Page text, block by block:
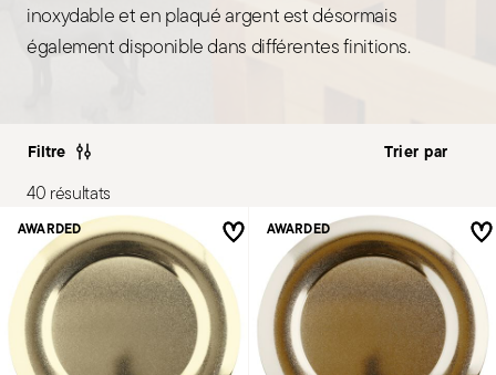
inoxydable et en plaqué argent est désormais
également disponible dans différentes finitions.
Filtre
40 résultats
AWARDED AWARDED